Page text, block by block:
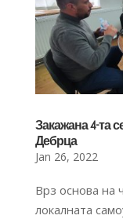
Закажана 4-та
Дебрца
Jan 26, 2022
Врз основа на
локалната